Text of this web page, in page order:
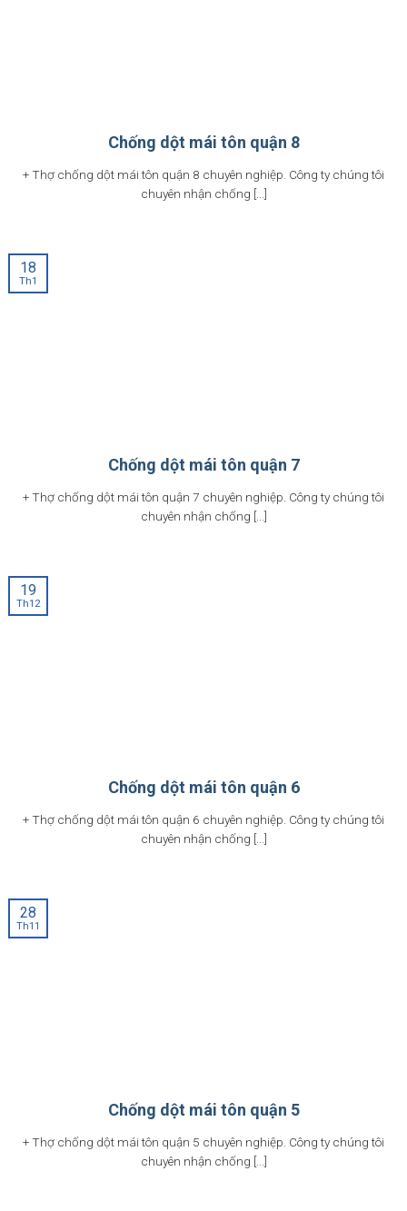
Chống dột mái tôn quận 8
+ Thợ chống dột mái tôn quận 8 chuyên nghiệp. Công ty chúng tôi
chuyên nhận chống [...]
Chống dột mái tôn quận 7
+ Thợ chống dột mái tôn quận 7 chuyên nghiệp. Công ty chúng tôi
chuyên nhận chống [...]
18
Th1
Chống dột mái tôn quận 6
+ Thợ chống dột mái tôn quận 6 chuyên nghiệp. Công ty chúng tôi
chuyên nhận chống [...]
19
Th12
Chống dột mái tôn quận 5
+ Thợ chống dột mái tôn quận 5 chuyên nghiệp. Công ty chúng tôi
chuyên nhận chống [...]
28
Th11